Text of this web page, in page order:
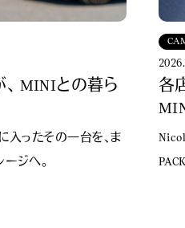
MINIとの暮ら
入ったその一台を、ま
ジへ。
各